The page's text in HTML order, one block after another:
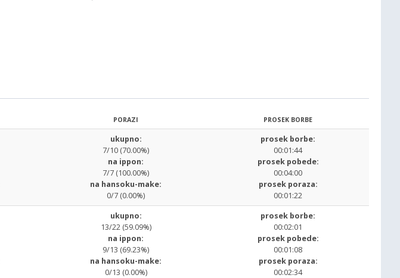
PORAZI PROSEK BORBE
ukupno:
7/10 (70.00%)
na ippon:
7/7 (100.00%)
na hansoku-make:
0/7 (0.00%)
prosek borbe:
00:01:44
prosek pobede:
00:04:00
prosek poraza:
00:01:22
ukupno:
13/22 (59.09%)
na ippon:
9/13 (69.23%)
na hansoku-make:
0/13 (0.00%)
prosek borbe:
00:02:01
prosek pobede:
00:01:08
prosek poraza:
00:02:34